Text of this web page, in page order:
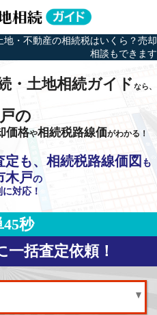
地・不動産の相続税はいくら？売却
相談もできます
・土地相続ガイドなら、
の
価格や相続税路線価がわかる！
定も、相続税路線価図 も
木戸の
対応！
秒
一括査定依頼！